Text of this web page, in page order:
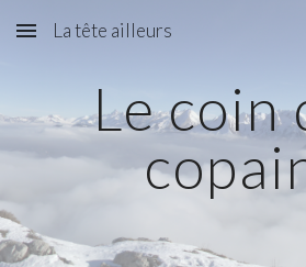
Skip to main content
La tête ailleurs
Le coin